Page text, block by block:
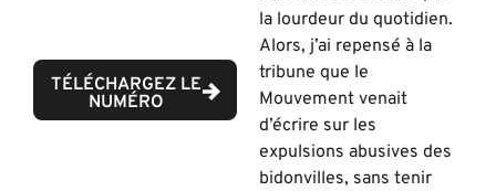
TÉLÉCHARGEZ LE
NUMÉRO
la lourdeur du quotidien.
Alors, j’ai repensé à la
tribune que le
Mouvement venait
d’écrire sur les
expulsions abusives des
bidonvilles, sans tenir